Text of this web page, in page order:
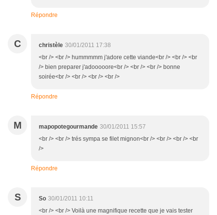
Répondre
C christèle 30/01/2011 17:38
<br /> <br /> hummmmm j'adore cette viande<br /> <br /> <br
/> bien preparer j'adooooore<br /> <br /> <br /> bonne
soirée<br /> <br /> <br /> <br />
Répondre
M mapopotegourmande 30/01/2011 15:57
<br /> <br /> trés sympa se filet mignon<br /> <br /> <br /> <br
/>
Répondre
S So 30/01/2011 10:11
<br /> <br /> Voilà une magnifique recette que je vais tester